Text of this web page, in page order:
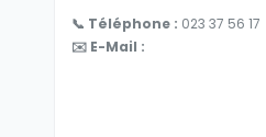
📞 Téléphone : 023 37 56 17
✉️ E-Mail :